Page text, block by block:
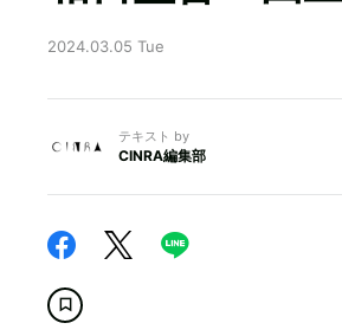
2024.03.05 Tue
テキスト by
CINRA編集部